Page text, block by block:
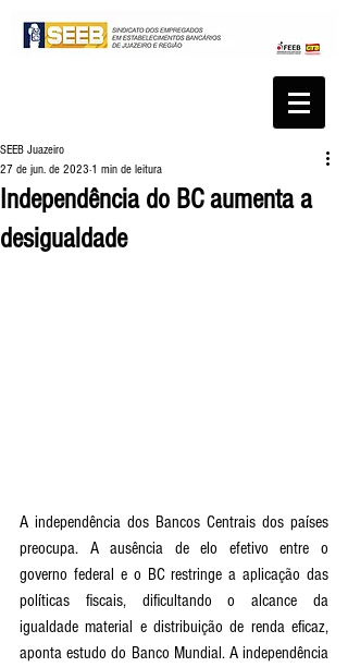
Independência do BC aumenta a
desigualdade
SEEB Juazeiro
27 de jun. de 2023 1 min de leitura
A independência dos Bancos Centrais dos países
preocupa. A ausência de elo efetivo entre o
governo federal e o BC restringe a aplicação das
políticas fiscais, dificultando o alcance da
igualdade material e distribuição de renda eficaz,
aponta estudo do Banco Mundial. A independência